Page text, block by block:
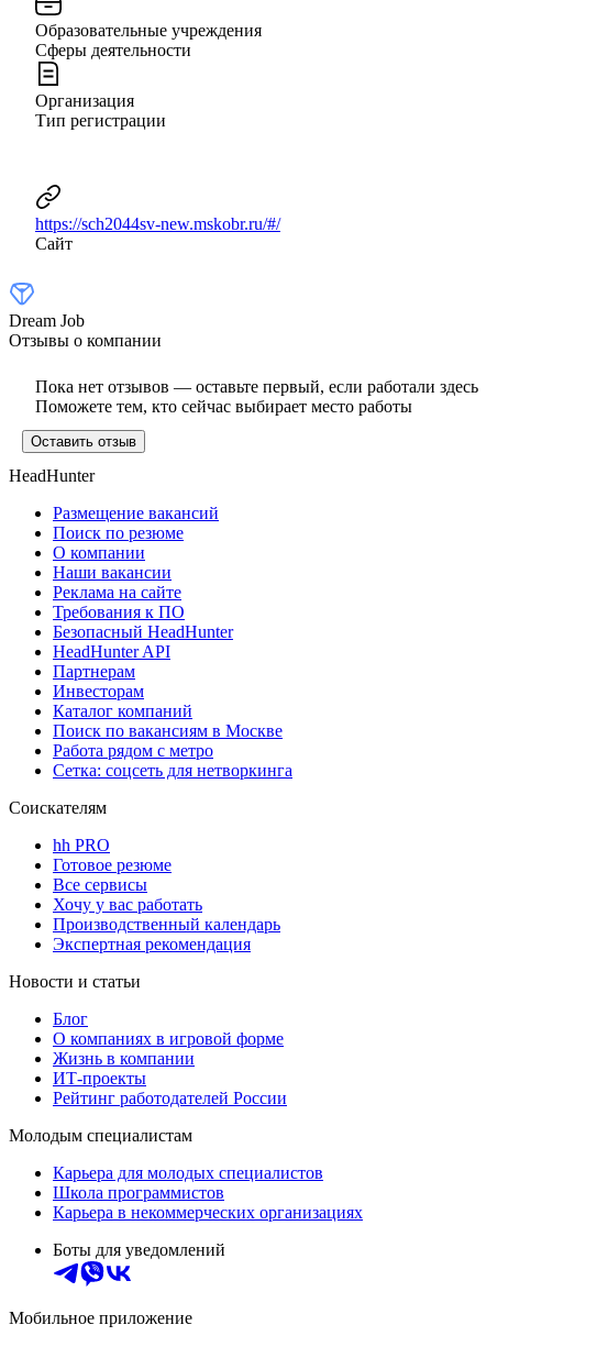
Образовательные учреждения
Сферы деятельности
Организация
Тип регистрации
https://sch2044sv-new.mskobr.ru/#/
Сайт
Dream Job
Отзывы о компании
Пока нет отзывов — оставьте первый, если работали здесь
Поможете тем, кто сейчас выбирает место работы
Оставить отзыв
HeadHunter
Размещение вакансий
Поиск по резюме
О компании
Наши вакансии
Реклама на сайте
Требования к ПО
Безопасный HeadHunter
HeadHunter API
Партнерам
Инвесторам
Каталог компаний
Поиск по вакансиям в Москве
Работа рядом с метро
Сетка: соцсеть для нетворкинга
Соискателям
hh PRO
Готовое резюме
Все сервисы
Хочу у вас работать
Производственный календарь
Экспертная рекомендация
Новости и статьи
Блог
О компаниях в игровой форме
Жизнь в компании
ИТ-проекты
Рейтинг работодателей России
Молодым специалистам
Карьера для молодых специалистов
Школа программистов
Карьера в некоммерческих организациях
Боты для уведомлений
Мобильное приложение